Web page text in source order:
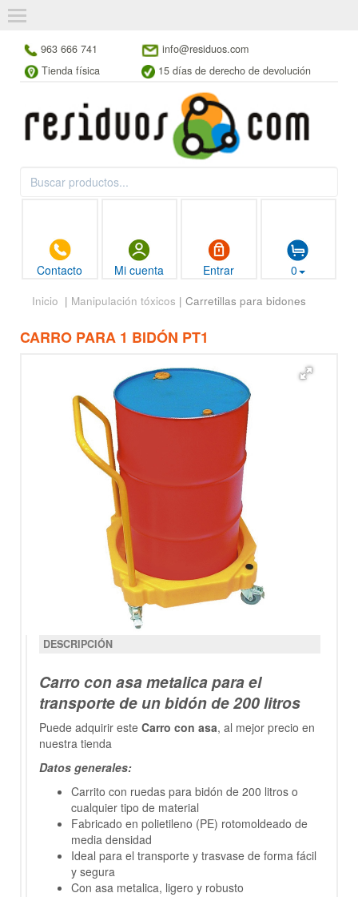
963 666 741
info@residuos.com
Tienda física
15 días de derecho de devolución
Contacto Mi cuenta Entrar 0
Inicio | Manipulación tóxicos | Carretillas para bidones
CARRO PARA 1 BIDÓN PT1
DESCRIPCIÓN
Carro con asa metalica para el
transporte de un bidón de 200 litros
Puede adquirir este Carro con asa, al mejor precio en
nuestra tienda
Datos generales:
Carrito con ruedas para bidón de 200 litros o
cualquier tipo de material
Fabricado en polietileno (PE) rotomoldeado de
media densidad
Ideal para el transporte y trasvase de forma fácil
y segura
Con asa metalica, ligero y robusto